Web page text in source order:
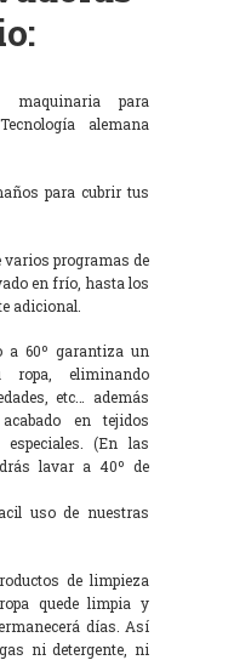
para
alemana
para cubrir tus
varios programas de
en frío, hasta los
adicional.
a 60º garantiza un
eliminando
etc… además
en tejidos
(En las
lavar a 40º de
uso de nuestras
de limpieza
quede limpia y
días. Así
ni detergente, ni